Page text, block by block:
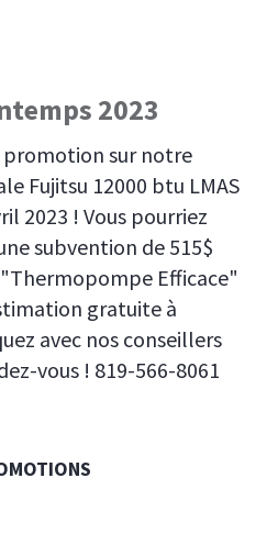
2023
sur notre
Fujitsu 12000 btu LMAS
2023 ! Vous pourriez
subvention de 515$
Efficace"
gratuite à
avec nos conseillers
vous ! 819-566-8061